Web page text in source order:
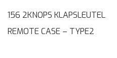
156 2KNOPS KLAPSLEUTEL
REMOTE CASE – TYPE2